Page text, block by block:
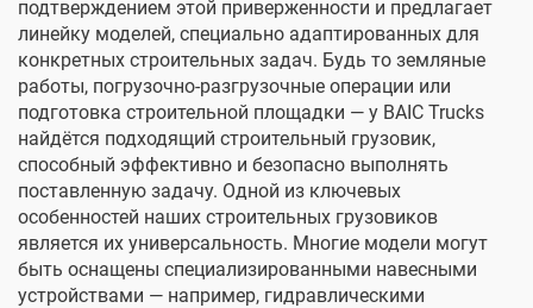
подтверждением этой приверженности и предлагает
линейку моделей, специально адаптированных для
конкретных строительных задач. Будь то земляные
работы, погрузочно-разгрузочные операции или
подготовка строительной площадки — у BAIC Trucks
найдётся подходящий строительный грузовик,
способный эффективно и безопасно выполнять
поставленную задачу. Одной из ключевых
особенностей наших строительных грузовиков
является их универсальность. Многие модели могут
быть оснащены специализированными навесными
устройствами — например, гидравлическими